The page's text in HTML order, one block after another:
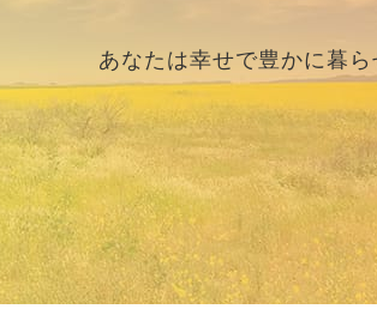
あなたは幸せで豊かに暮ら